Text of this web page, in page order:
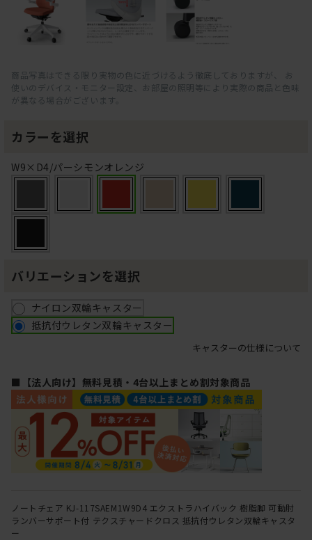
商品写真はできる限り実物の色に近づけるよう徹底しておりますが、 お
使いのデバイス・モニター設定、お部屋の照明等により実際の商品と色味
が異なる場合がございます。
カラーを選択
W9×D4/パーシモンオレンジ
バリエーションを選択
ナイロン双輪キャスター
抵抗付ウレタン双輪キャスター
キャスターの仕様について
■【法人向け】無料見積・4台以上まとめ割対象商品
ノートチェア KJ-117SAEM1W9D4 エクストラハイバック 樹脂脚 可動肘
ランバーサポート付 テクスチャードクロス 抵抗付ウレタン双輪キャスタ
ー